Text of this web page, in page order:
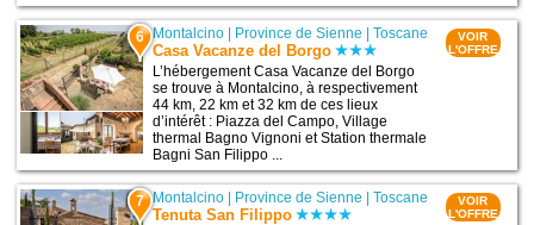
6 Montalcino | Province de Sienne |Toscane
Casa Vacanze del Borgo
L’hébergement Casa Vacanze del Borgo
se trouve à Montalcino, à respectivement
44 km, 22 km et 32 km de ces lieux
d’intérêt : Piazza del Campo, Village
thermal Bagno Vignoni et Station thermale
Bagni San Filippo ...
VOIR
L'OFFRE
7 Montalcino Province de Sienne |Toscane
Tenuta San Filippo
VOIR
L'OFFRE